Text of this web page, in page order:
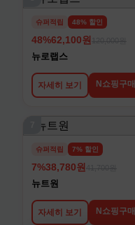
슈퍼적립 48% 할인
48%62,100원
뉴로랩스
자세히 보기 N쇼핑구매
슈퍼적립 7% 할인
7%38,780원
뉴트원
자세히 보기 N쇼핑구매